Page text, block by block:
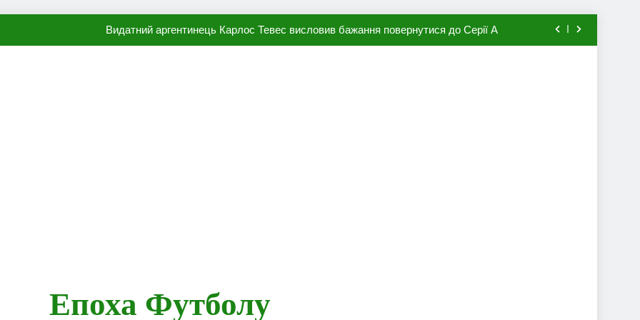
Видатний аргентинець Карлос Тевес висловив бажання повернутися до Серії А
Епоха Футболу